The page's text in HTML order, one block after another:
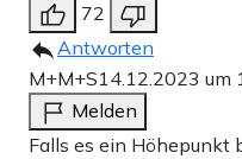
72
Antworten
M+M+S14.12.2023 um
Melden
Falls es ein Höhepunkt